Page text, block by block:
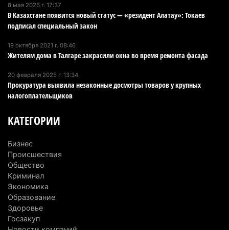
катеров для Formula-1 H2O и откроют академию
пилотов
5 августа 2026 г. 08:29
В Alatau City Authority назначили нового
4 августа 2026 г. 20:22
Партия «Әділет» предложила превратить
рабочих мест
В Алматинской области назначили нового
председателя административного суда
4 августа 2026 г. 14:29
В Алматинской области второй день не могут
потушить пожар в Аксайском ущелье
8 мая 2026 г. 17:37
В Казахстане появится новый статус — «резидент Алатау»: Токаев
подписал специальный закон
19 октября 2021 г. 08:46
Жителям дома в Талгаре закрасили окна во время ремонта фасада
20 февраля 2025 г. 13:34
Прокуратура выявила незаконные досмотры товаров у крупных
налогоплательщиков
КАТЕГОРИИ
Бизнес
Происшествия
Общество
Криминал
Экономика
Образование
Здоровье
Госзакуп